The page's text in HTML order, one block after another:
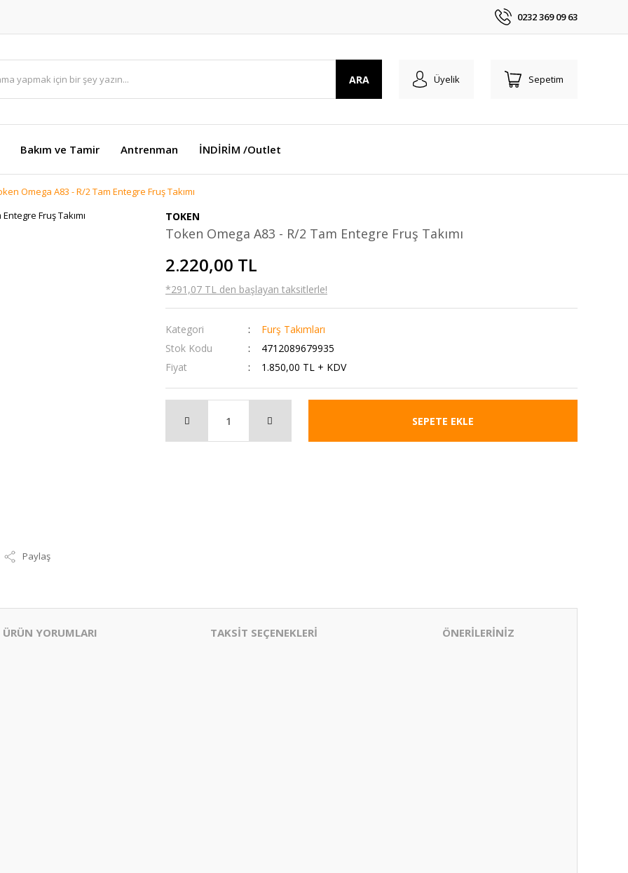
0232 369 09 63
ARA Üyelik Sepetim
Bakım ve Tamir Antrenman İNDİRİM /Outlet
Omega A83 - R/2 Tam Entegre Fruş Takımı
Paylaş
TOKEN
Token Omega A83 - R/2 Tam Entegre Fruş Takımı
2.220,00 TL
*291,07 TL den başlayan taksitlerle!
Kategori
Furş Takımları
Stok Kodu
4712089679935
Fiyat
1.850,00 TL + KDV
SEPETE EKLE
ÜRÜN YORUMLARI TAKSİT SEÇENEKLERİ ÖNERİLERİNİZ